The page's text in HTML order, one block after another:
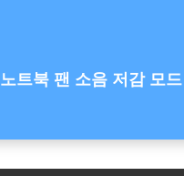
노트북 팬 소음 저감 모